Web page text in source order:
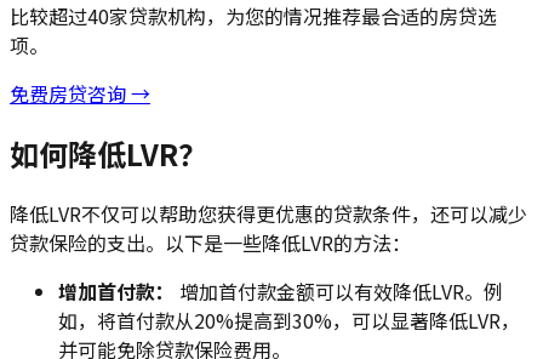
比较超过40家贷款机构，为您的情况推荐最合适的房贷选
项。
免费房贷咨询 →
如何降低LVR？
降低LVR不仅可以帮助您获得更优惠的贷款条件，还可以减少
贷款保险的支出。以下是一些降低LVR的方法：
增加首付款：
增加首付款金额可以有效降低LVR。例
如，将首付款从20%提高到30%，可以显著降低LVR，
并可能免除贷款保险费用。